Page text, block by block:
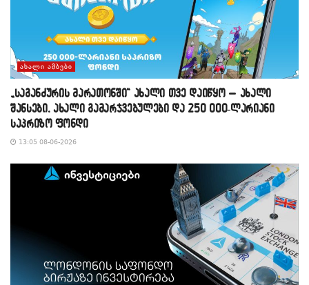
ᲐᲮᲐᲚᲘ ᲐᲛᲑᲔᲑᲘ
„საგანძურის მარათონში“ ახალი თვე დაიწყო – ახალი
შანსები, ახალი გამარჯვებულები და 250 000-ლარიანი
საპრიზო ფონდი
13:05 08-06-2026